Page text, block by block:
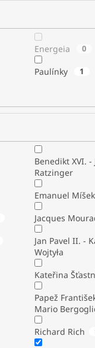
Energeia 0
Paulínky 1
Benedikt XVI. -
Ratzinger
Emanuel Míšek
Jacques
Jan Pavel II. -
Wojtyła
Kateřina
Papež
Mario
Richard Rich